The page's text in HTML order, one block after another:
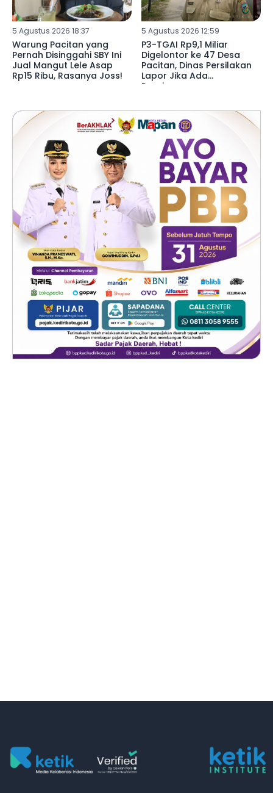
5 Agustus 2026 18:37
Warung Pacitan yang
Pernah Disinggahi SBY Ini
Jual Mangut Lele Asap
Rp15 Ribu, Rasanya Joss!
5 Agustus 2026 12:59
P3-TGAI Rp9,1 Miliar
Digelontor ke 47 Desa
Pacitan, Dinas Persilakan
Lapor Jika Ada
Penyimpangan